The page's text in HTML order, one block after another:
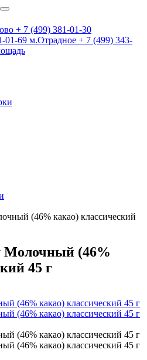
+ 7 (499) 381-01-30
01-69 м.Отрадное + 7 (499) 343-
(46% какао) классический
Молочный (46%
45 г